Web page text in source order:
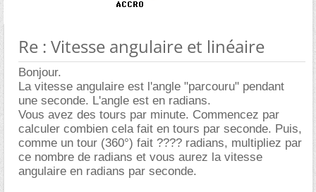
Re : Vitesse angulaire et linéaire
Bonjour.
La vitesse angulaire est l'angle "parcouru" pendant
une seconde. L'angle est en radians.
Vous avez des tours par minute. Commencez par
calculer combien cela fait en tours par seconde. Puis,
comme un tour (360°) fait ???? radians, multipliez par
ce nombre de radians et vous aurez la vitesse
angulaire en radians par seconde.